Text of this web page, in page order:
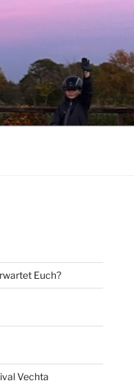
Euch?
Vechta